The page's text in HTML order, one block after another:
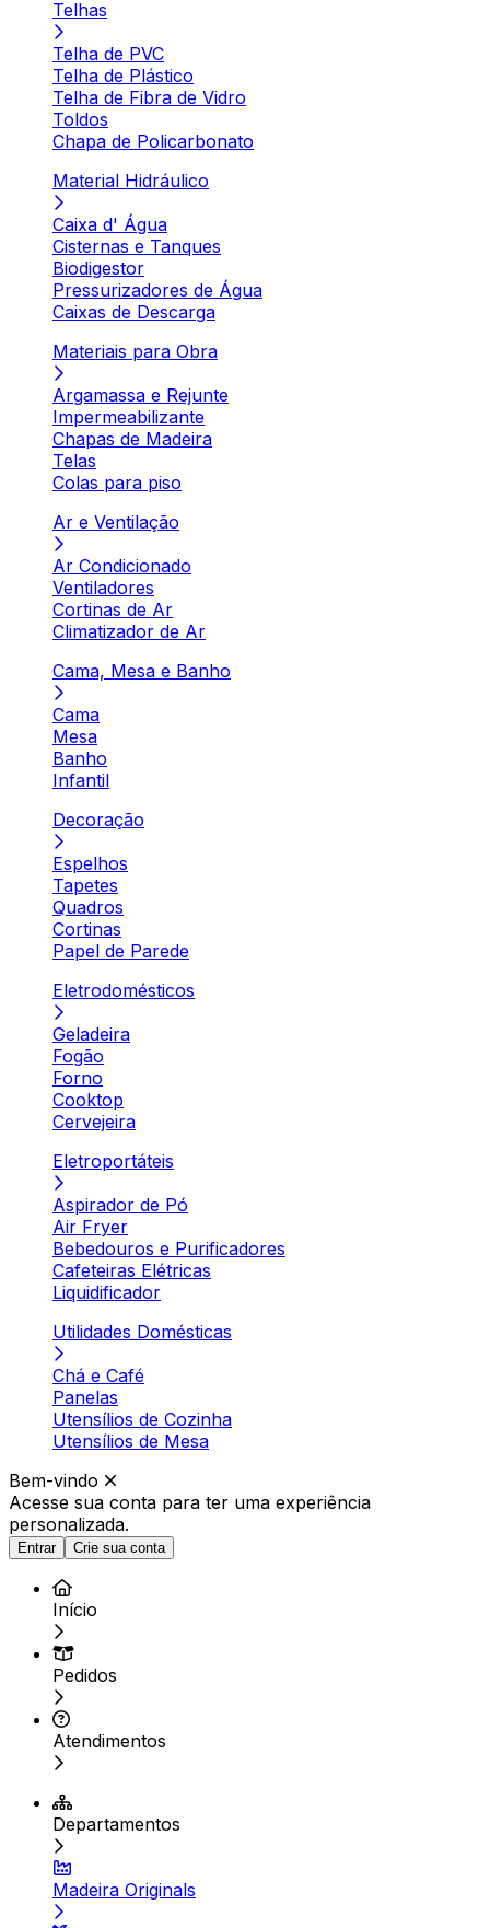
Telhas
Telha de PVC
Telha de Plástico
Telha de Fibra de Vidro
Toldos
Chapa de Policarbonato
Material Hidráulico
Caixa d' Água
Cisternas e Tanques
Biodigestor
Pressurizadores de Água
Caixas de Descarga
Materiais para Obra
Argamassa e Rejunte
Impermeabilizante
Chapas de Madeira
Telas
Colas para piso
Ar e Ventilação
Ar Condicionado
Ventiladores
Cortinas de Ar
Climatizador de Ar
Cama, Mesa e Banho
Cama
Mesa
Banho
Infantil
Decoração
Espelhos
Tapetes
Quadros
Cortinas
Papel de Parede
Eletrodomésticos
Geladeira
Fogão
Forno
Cooktop
Cervejeira
Eletroportáteis
Aspirador de Pó
Air Fryer
Bebedouros e Purificadores
Cafeteiras Elétricas
Liquidificador
Utilidades Domésticas
Chá e Café
Panelas
Utensílios de Cozinha
Utensílios de Mesa
Bem-vindo
Acesse sua conta para ter uma experiência
personalizada.
Entrar Crie sua conta
Início
Pedidos
Atendimentos
Departamentos
Madeira Originals